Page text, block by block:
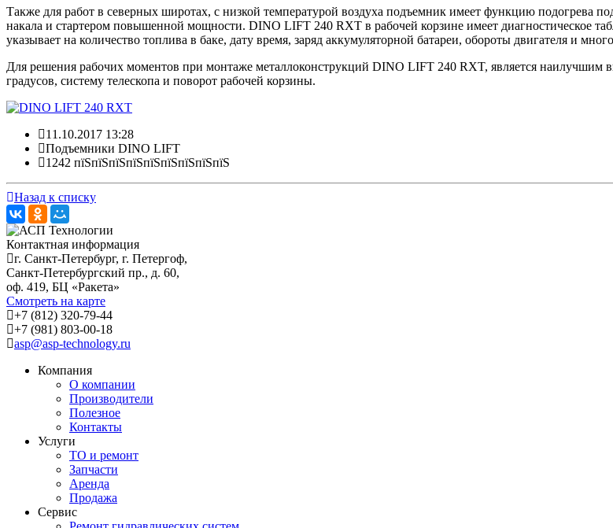
Также для работ в северных широтах, с низкой температурой воздуха подъемник имеет функцию подогрева
накала и стартером повышенной мощности. DINO LIFT 240 RXT в рабочей корзине имеет диагностическое
указывает на количество топлива в баке, дату время, заряд аккумуляторной батареи, обороты двигателя и
Для решения рабочих моментов при монтаже металлоконструкций DINO LIFT 240 RXT, является наилучшим
градусов, систему телескопа и поворот рабочей корзины.
11.10.2017 13:28
Подъемники DINO LIFT
1242 пїЅпїЅпїЅпїЅпїЅпїЅпїЅпїЅпїЅ
Назад к списку
Контактная информация
г. Санкт-Петербург, г. Петергоф,
Санкт-Петербургский пр., д. 60,
оф. 419, БЦ «Ракета»
Смотреть на карте
+7 (812) 320-79-44
+7 (981) 803-00-18
asp@asp-technology.ru
Компания
О компании
Производители
Полезное
Контакты
Услуги
ТО и ремонт
Запчасти
Аренда
Продажа
Сервис